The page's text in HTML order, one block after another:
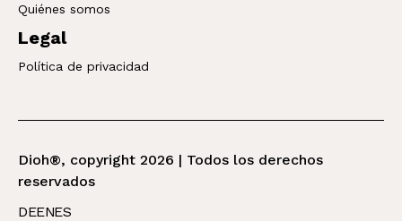
Quiénes somos
Legal
Política de privacidad
Dioh®, copyright 2026 | Todos los derechos
reservados
DEENES